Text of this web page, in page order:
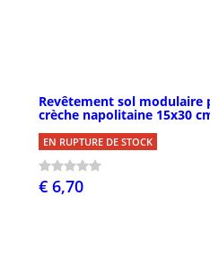
Revêtement sol modulaire
crèche napolitaine 15x30
EN RUPTURE DE STOCK
€ 6,70